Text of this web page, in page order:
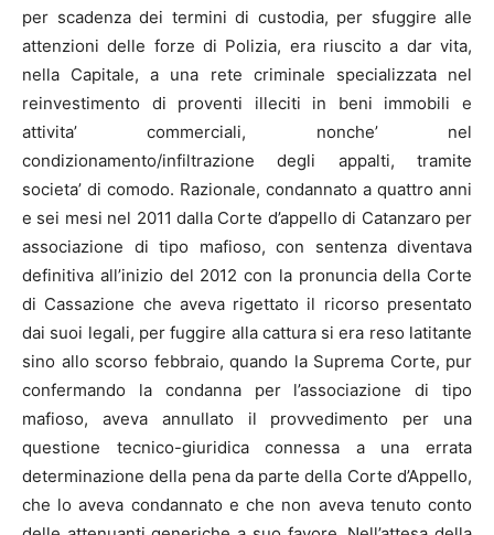
per scadenza dei termini di custodia, per sfuggire alle
attenzioni delle forze di Polizia, era riuscito a dar vita,
nella Capitale, a una rete criminale specializzata nel
reinvestimento di proventi illeciti in beni immobili e
attivita’ commerciali, nonche’ nel
condizionamento/infiltrazione degli appalti, tramite
societa’ di comodo. Razionale, condannato a quattro anni
e sei mesi nel 2011 dalla Corte d’appello di Catanzaro per
associazione di tipo mafioso, con sentenza diventava
definitiva all’inizio del 2012 con la pronuncia della Corte
di Cassazione che aveva rigettato il ricorso presentato
dai suoi legali, per fuggire alla cattura si era reso latitante
sino allo scorso febbraio, quando la Suprema Corte, pur
confermando la condanna per l’associazione di tipo
mafioso, aveva annullato il provvedimento per una
questione tecnico-giuridica connessa a una errata
determinazione della pena da parte della Corte d’Appello,
che lo aveva condannato e che non aveva tenuto conto